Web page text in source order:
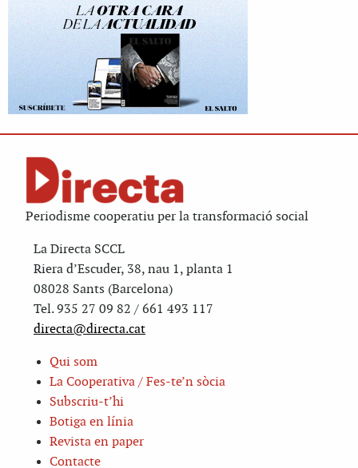
Periodisme cooperatiu per la transformació social
La Directa SCCL
Riera d’Escuder, 38, nau 1, planta 1
08028 Sants (Barcelona)
Tel. 935 27 09 82 / 661 493 117
directa@directa.cat
Qui som
La Cooperativa / Fes-te’n sòcia
Subscriu-t’hi
Botiga en línia
Revista en paper
Contacte